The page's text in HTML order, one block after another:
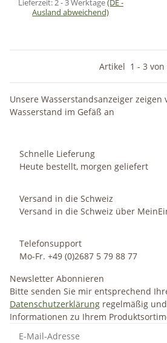
Lieferzeit:2 - 3 Werktage(DE -
Ausland abweichend)
Artikel 1 - 3 von
Unsere Wasserstandsanzeiger zeigen
Wasserstand im Gefäß an
Schnelle Lieferung
Heute bestellt, morgen geliefert
Versand in die Schweiz
Versand in die Schweiz über
Telefonsupport
Mo-Fr. +49 (0)2687 5 79 88 77
Newsletter Abonnieren
Bitte senden Sie mir entsprechend
Datenschutzerklärung regelmäßig
Informationen zu Ihrem